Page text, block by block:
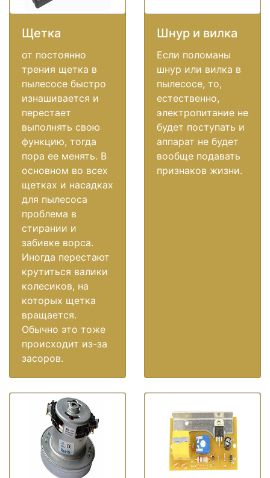
Щетка
от постоянно
трения щетка в
пылесосе быстро
изнашивается и
перестает
выполнять свою
функцию, тогда
пора ее менять. В
основном во всех
щетках и насадках
для пылесоса
проблема в
стирании и
забивке ворса.
Иногда перестают
крутиться валики
колесиков, на
которых щетка
вращается.
Обычно это тоже
происходит из-за
засоров.
Шнур и вилка
Если поломаны
шнур или вилка в
пылесосе, то,
естественно,
электропитание не
будет поступать и
аппарат не будет
вообще подавать
признаков жизни.